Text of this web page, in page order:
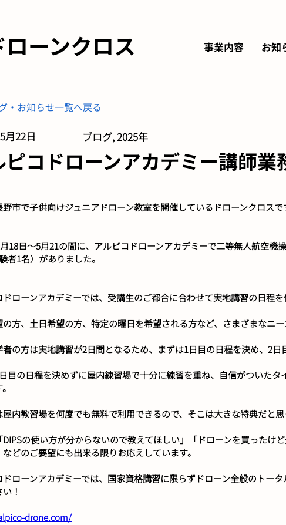
ローンクロス 事業内容 お知
・お知らせ一覧へ戻る
月22日 ブログ, 2025年
ピコドローンアカデミー講師業
市で子供向けジュニアドローン教室を開催しているドローンクロスで
18日～5月21の間に、アルピコドローンアカデミーで二等無人航空
者1名）がありました。
ドローンアカデミーでは、受講生のご都合に合わせて実地講習の日程を
方、土日希望の方、特定の曜日を希望される方など、さまざまなニー
の方は実地講習が2日間となるため、まずは1日目の日程を決め、2日
目の日程を決めずに屋内練習場で十分に練習を重ね、自信がついた
屋内教習場を何度でも無料で利用できるので、そこは大きな特典だと思
の使い方が分からないので教えてほしい」「ドローンを買ったけ
どのご要望にも出来る限りお応えしています。
ドローンアカデミーでは、国家資格講習に限らずドローン全般のトー
！
drone.com/